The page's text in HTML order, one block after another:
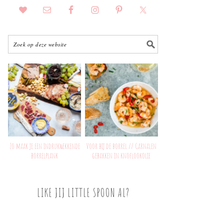
Zo maak je een indrukwekkende
borrelplank
Voor bij de borrel // Garnalen
gebakken in knoflookolie
LIKE JIJ LITTLE SPOON AL?